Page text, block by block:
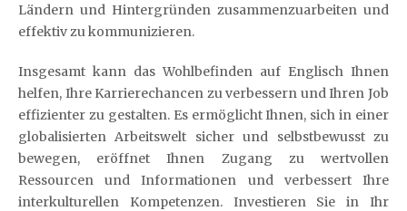
Ländern und Hintergründen zusammenzuarbeiten und
effektiv zu kommunizieren.
Insgesamt kann das Wohlbefinden auf Englisch Ihnen
helfen, Ihre Karrierechancen zu verbessern und Ihren Job
effizienter zu gestalten. Es ermöglicht Ihnen, sich in einer
globalisierten Arbeitswelt sicher und selbstbewusst zu
bewegen, eröffnet Ihnen Zugang zu wertvollen
Ressourcen und Informationen und verbessert Ihre
interkulturellen Kompetenzen. Investieren Sie in Ihr